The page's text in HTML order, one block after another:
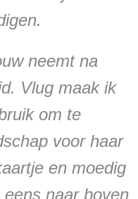
neemt na
Vlug maak ik
om te
voor haar
en moedig
naar boven